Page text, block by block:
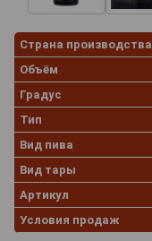
Страна производства
Объём
Градус
Тип
Вид пива
Вид тары
Артикул
Условия продаж